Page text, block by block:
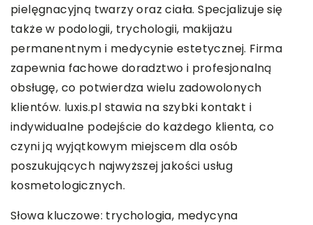
pielęgnacyjną twarzy oraz ciała. Specjalizuje się
także w podologii, trychologii, makijażu
permanentnym i medycynie estetycznej. Firma
zapewnia fachowe doradztwo i profesjonalną
obsługę, co potwierdza wielu zadowolonych
klientów. luxis.pl stawia na szybki kontakt i
indywidualne podejście do każdego klienta, co
czyni ją wyjątkowym miejscem dla osób
poszukujących najwyższej jakości usług
kosmetologicznych.
Słowa kluczowe: trychologia, medycyna